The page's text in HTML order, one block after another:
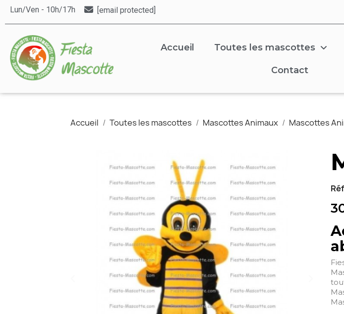
Lun/Ven - 10h/17h [email protected]
Accueil Toutes les mascottes
Contact
Accueil Toutes les mascottes Mascottes Animaux Mascottes